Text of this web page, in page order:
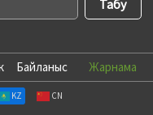
Байланыс Жарнама
KZ CN